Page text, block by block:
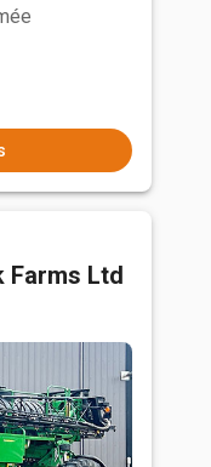
Farms Ltd